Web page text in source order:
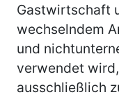
Gastwirtschaft
wechselndem
und
verwendet
ausschließlich